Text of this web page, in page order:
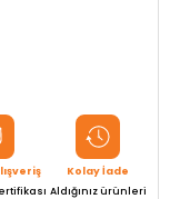
Kolay İade
Aldığınız ürünleri